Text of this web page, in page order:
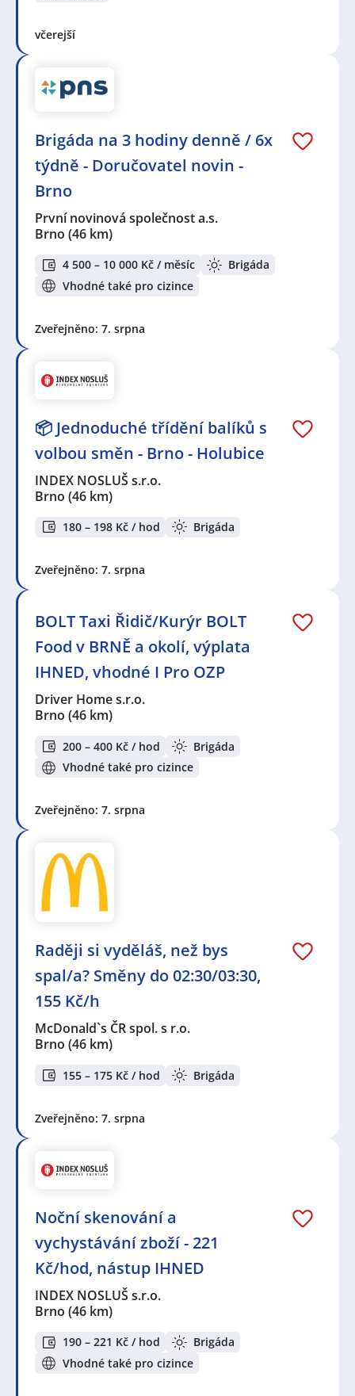
včerejší
Brigáda na 3 hodiny denně / 6x
týdně - Doručovatel novin -
Brno
První novinová společnost a.s.
Brno (46 km)
4 500 – 10 000 Kč / měsíc
Brigáda
Vhodné také pro cizince
Zveřejněno: 7. srpna
📦 Jednoduché třídění balíků s
volbou směn - Brno - Holubice
INDEX NOSLUŠ s.r.o.
Brno (46 km)
180 – 198 Kč / hod Brigáda
Zveřejněno: 7. srpna
BOLT Taxi Řidič/Kurýr BOLT
Food v BRNĚ a okolí, výplata
IHNED, vhodné I Pro OZP
Driver Home s.r.o.
Brno (46 km)
200 – 400 Kč / hod
Brigáda
Vhodné také pro cizince
Zveřejněno: 7. srpna
Raději si vyděláš, než bys
spal/a? Směny do 02:30/03:30,
155 Kč/h
McDonald`s ČR spol. s r.o.
Brno (46 km)
155 – 175 Kč / hod Brigáda
Zveřejněno: 7. srpna
Noční skenování a
vychystávání zboží - 221
Kč/hod, nástup IHNED
INDEX NOSLUŠ s.r.o.
Brno (46 km)
190 – 221 Kč / hod
Brigáda
Vhodné také pro cizince